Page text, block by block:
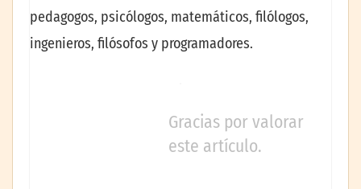
pedagogos, psicólogos, matemáticos, filólogos,
ingenieros, filósofos y programadores.
Gracias por valorar
este artículo.